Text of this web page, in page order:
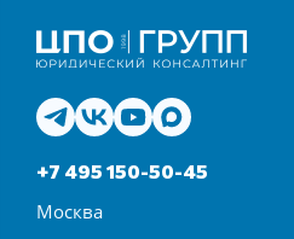
+7 495 150-50-45
Москва